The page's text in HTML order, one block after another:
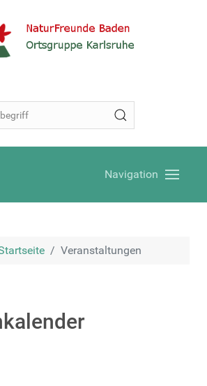
Navigation
Veranstaltungen